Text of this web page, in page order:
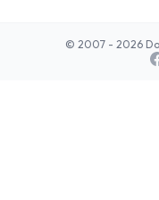
© 2007 - 2026